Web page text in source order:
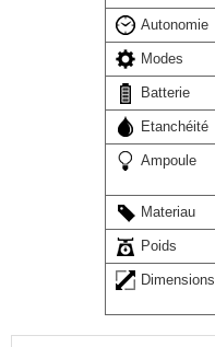
Autonomie
Modes
Batterie
Etanchéité
Ampoule
Materiau
Poids
Dimensions